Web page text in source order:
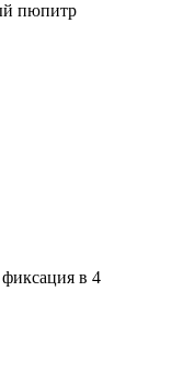
пюпитр
в 4